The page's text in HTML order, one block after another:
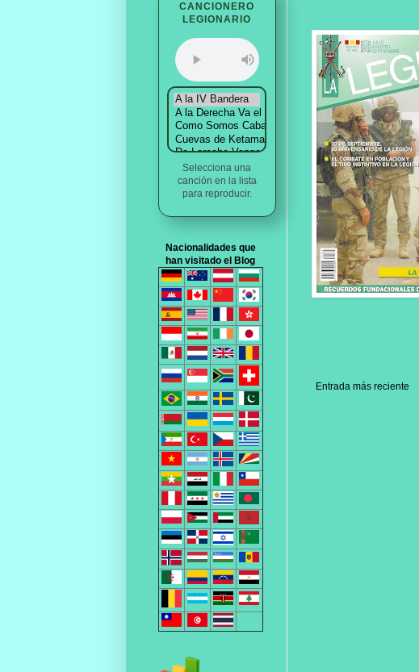
Entrada más reciente
CANCIONERO
LEGIONARIO
Selecciona una
canción en la lista
para reproducir.
Nacionalidades que
han visitado el Blog